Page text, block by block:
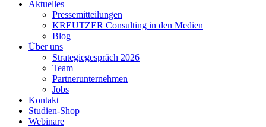
Aktuelles
Pressemitteilungen
KREUTZER Consulting in den Medien
Blog
Über uns
Strategiegespräch 2026
Team
Partnerunternehmen
Jobs
Kontakt
Studien-Shop
Webinare